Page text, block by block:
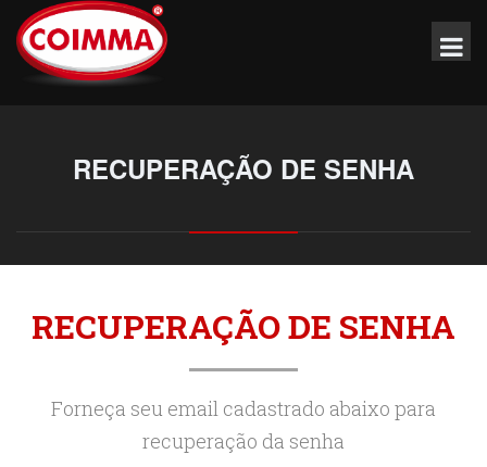
RECUPERAÇÃO DE SENHA
RECUPERAÇÃO DE SENHA
Forneça seu email cadastrado abaixo para
recuperação da senha